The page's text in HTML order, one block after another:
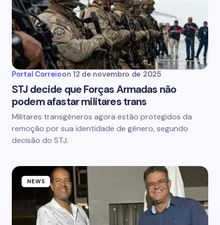
Portal Correioon 12 de novembro de 2025
STJ decide que Forças Armadas não
podem afastar militares trans
Militares transgêneros agora estão protegidos da
remoção por sua identidade de gênero, segundo
decisão do STJ.
NEWS